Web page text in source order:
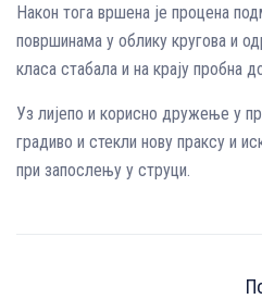
Након тога вршена је процена
површинама у облику кругова и
класа стабала и на крају пробна
Уз лијепо и корисно дружење у
градиво и стекли нову праксу и
при запослењу у струци.